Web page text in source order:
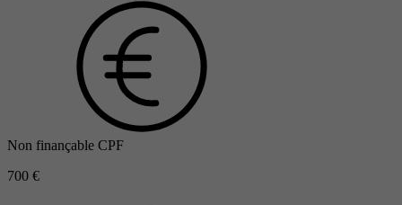
Non finançable CPF
700 €